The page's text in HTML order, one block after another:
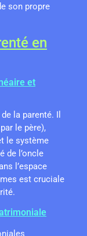
son propre
en
et
la parenté. Il
le père),
le système
de l’oncle
l’espace
est cruciale